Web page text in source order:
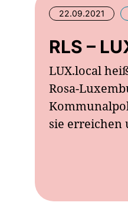
22.09.2021
RLS –
LUX.local
Rosa-
sie erreichen